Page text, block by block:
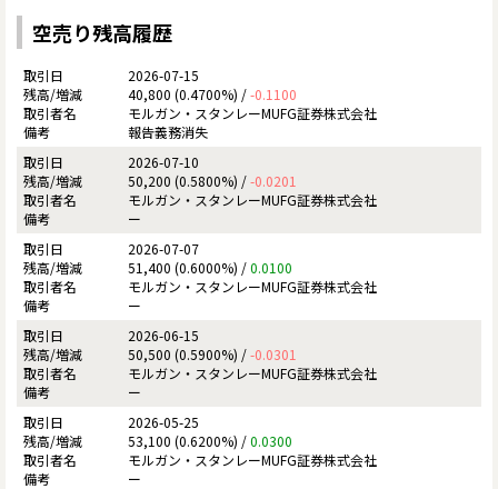
空売り残高履歴
2026-07-15
40,800 (0.4700%) /-0.1100
モルガン・スタンレーMUFG証券株式会社
報告義務消失
2026-07-10
50,200 (0.5800%) /-0.0201
モルガン・スタンレーMUFG証券株式会社
ー
2026-07-07
51,400 (0.6000%) /0.0100
モルガン・スタンレーMUFG証券株式会社
ー
2026-06-15
50,500 (0.5900%) /-0.0301
モルガン・スタンレーMUFG証券株式会社
ー
2026-05-25
53,100 (0.6200%) /0.0300
モルガン・スタンレーMUFG証券株式会社
ー